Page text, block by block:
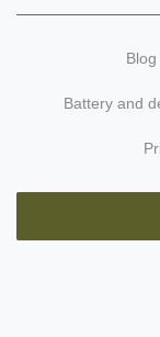
Blog
Battery and